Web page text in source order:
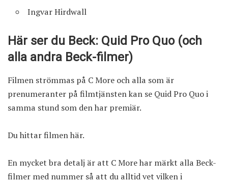
Ingvar Hirdwall
Här ser du Beck: Quid Pro Quo (och
alla andra Beck-filmer)
Filmen strömmas på C More och alla som är
prenumeranter på filmtjänsten kan se Quid Pro Quo i
samma stund som den har premiär.
Du hittar filmen här.
En mycket bra detalj är att C More har märkt alla Beck-
filmer med nummer så att du alltid vet vilken i